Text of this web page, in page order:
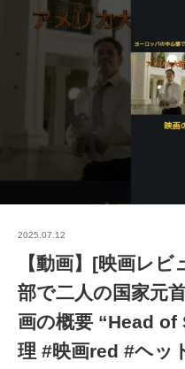
2025.07.12
【動画】[映画レ
部で二人の国家元
画の概要 “Head of
理 #映画red #ヘッ